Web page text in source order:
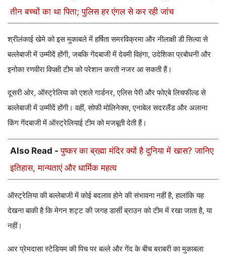
तीन बच्चों का था पिता; पुलिस हर एंगल से कर रही जांच
श्रीलंकाई खेमे को इस मुकाबले में हर्षिता समरविक्रमा और नीलाक्षी डी सिल्वा से
बल्लेबाजी में उम्मीदें होंगी, जबकि गेंदबाजी में देवमी विहंगा, उदेशिका प्रबोधनी और
इनोका रणवीरा विपक्षी टीम को परेशान करती नजर आ सकती हैं।
दूसरी ओर, ऑस्ट्रेलिया को एशले गार्डनर, एलिस पेरी और फोएबे लिचफील्ड से
बल्लेबाजी में उम्मीदें होंगी। वहीं, सोफी मोलिनेक्स, एनाबेल सदरलैंड और अलाना
किंग गेंदबाजी में ऑस्ट्रेलियाई टीम को मजबूती देती हैं।
Also Read -पुष्कर का ब्रह्मा मंदिर क्यों है दुनिया में खास? जानिए
इतिहास, मान्यताएं और धार्मिक महत्व
ऑस्ट्रेलिया की बल्लेबाजी में कोई बदलाव होने की संभावना नहीं है, हालांकि यह
देखना बाकी है कि मेगन शट्ट की जगह डार्सी ब्राउन को टीम में रखा जाता है, या
नहीं।
आर प्रेमदासा स्टेडियम की पिच पर बल्ले और गेंद के बीच बराबरी का मुकाबला